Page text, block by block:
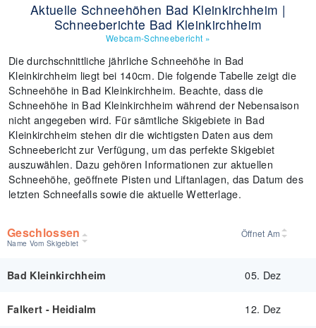
Aktuelle Schneehöhen Bad Kleinkirchheim |
Schneeberichte Bad Kleinkirchheim
Webcam-Schneebericht »
Die durchschnittliche jährliche Schneehöhe in Bad
Kleinkirchheim liegt bei 140cm. Die folgende Tabelle zeigt die
Schneehöhe in Bad Kleinkirchheim. Beachte, dass die
Schneehöhe in Bad Kleinkirchheim während der Nebensaison
nicht angegeben wird. Für sämtliche Skigebiete in Bad
Kleinkirchheim stehen dir die wichtigsten Daten aus dem
Schneebericht zur Verfügung, um das perfekte Skigebiet
auszuwählen. Dazu gehören Informationen zur aktuellen
Schneehöhe, geöffnete Pisten und Liftanlagen, das Datum des
letzten Schneefalls sowie die aktuelle Wetterlage.
Geschlossen
Name Vom Skigebiet
Öffnet Am
Bad Kleinkirchheim 05. Dez
Falkert - Heidialm 12. Dez